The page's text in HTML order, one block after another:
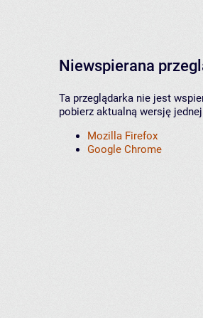
Niewspierana
Ta przeglądarka nie jest
pobierz aktualną wersję
Mozilla Firefox
Google Chrome